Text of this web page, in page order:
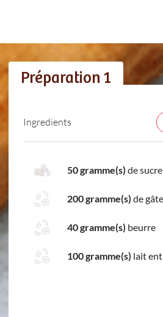
Préparation 1
Ingredients
50 gramme(s) de
200 gramme(s) de
40 gramme(s) beurre
100 gramme(s) lait